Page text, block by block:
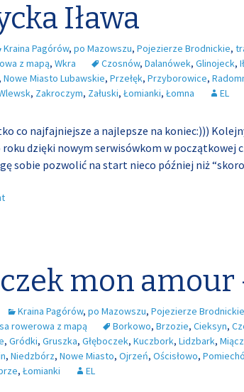
Iława
Kraina Pagórów, po Mazowszu, Pojezierze Brodnickie,
z mapą, Wkra Czosnów, Dalanówek, Glinojeck,
, Nowe Miasto Lubawskie, Przełęk, Przyborowice,
, Zakroczym, Załuski, Łomianki, Łomna EL
co najfajniejsze a najlepsze na koniec:)))
roku dzięki nowym serwisówkom w początkowej
sobie pozwolić na start nieco później niż “skoro
mon amour
Kraina Pagórów, po Mazowszu, Pojezierze Brodnickie
rowerowa z mapą Borkowo, Brzozie, Cieksyn,
, Gródki, Gruszka, Głęboczek, Kuczbork, Lidzbark,
, Niedzbórz, Nowe Miasto, Ojrzeń, Ościsłowo,
, Łomianki EL